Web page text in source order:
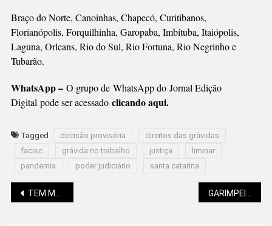
Braço do Norte, Canoinhas, Chapecó, Curitibanos,
Florianópolis, Forquilhinha, Garopaba, Imbituba, Itaiópolis,
Laguna, Orleans, Rio do Sul, Rio Fortuna, Rio Negrinho e
Tubarão.
WhatsApp – O grupo de WhatsApp do Jornal Edição
Digital pode ser acessado clicando aqui.
Tagged decisão provisória
direitos das grávidas
facisc
grávida no trabalho justiça
liminar
pandemia
poder judiciário santa catarina
Navegação
TEM MUDANÇA DO TEMPO NESTA SEMANA GARIMPEIROS REAGEM E SÃO MORTOS PELA PRF